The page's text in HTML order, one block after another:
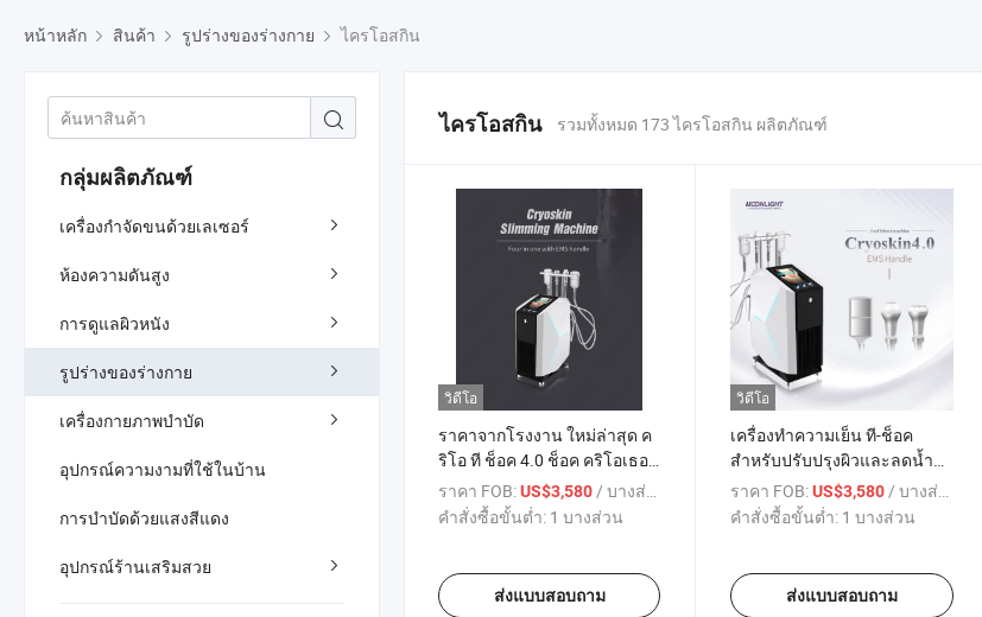
หน้าหลัก สินค้า รูปร่างของร่างกาย ไครโอสกิน
กลุ่มผลิตภัณฑ์
เครื่องกำจัดขนด้วยเลเซอร์
ห้องความดันสูง
การดูแลผิวหนัง
รูปร่างของร่างกาย
เครื่องกายภาพบำบัด
อุปกรณ์ความงามที่ใช้ในบ้าน
การบำบัดด้วยแสงสีแดง
อุปกรณ์ร้านเสริมสวย
ไครโอสกิน รวมทั้งหมด 173 ไครโอสกิน ผลิตภัณฑ์
วิดีโอ
ราคาจากโรงงาน ใหม่ล่าสุด ค
ริโอ ที ช็อค 4.0 ช็อค คริโอเธอ
ราปี
ราคา FOB:US$3,580/ บางส่วน
คำสั่งซื้อขั้นต่ำ: 1 บางส่วน
ส่งแบบสอบถาม
วิดีโอ
เครื่องทำความเย็น ที-ช็อค
สำหรับปรับปรุงผิวและลดน้ำ
หนัก ผลิตภัณฑ์ความงาม
ราคา FOB: US$3,580/ บางส่วน
คำสั่งซื้อขั้นต่ำ: 1 บางส่วน
ส่งแบบสอบถาม